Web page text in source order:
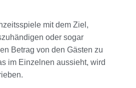
mit dem Ziel,
oder sogar
Betrag von den Gästen zu
im Einzelnen aussieht, wird